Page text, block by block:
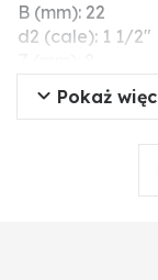
B (mm): 22
d2 (cale): 1 1/2"
D (mm): 25
Ciśnienie
Pokaż